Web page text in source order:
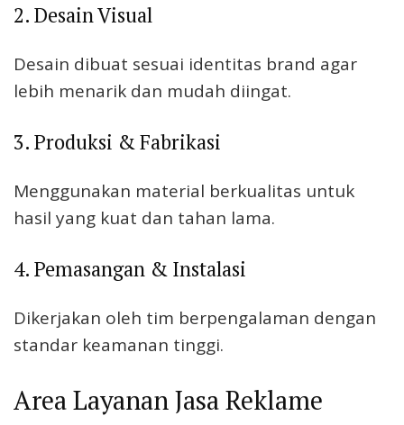
2. Desain Visual
Desain dibuat sesuai identitas brand agar
lebih menarik dan mudah diingat.
3. Produksi & Fabrikasi
Menggunakan material berkualitas untuk
hasil yang kuat dan tahan lama.
4. Pemasangan & Instalasi
Dikerjakan oleh tim berpengalaman dengan
standar keamanan tinggi.
Area Layanan Jasa Reklame